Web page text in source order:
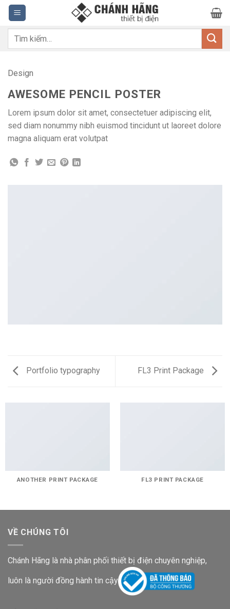
Bỏ
qua
nội
dung
Tìm
Design
AWESOME PENCIL POSTER
Lorem ipsum dolor sit amet, consectetuer adipiscing elit,
sed diam nonummy nibh euismod tincidunt ut laoreet dolore
magna aliquam erat volutpat
Portfolio typography FL3 Print Package
ANOTHER PRINT PACKAGE FL3 PRINT PACKAGE
VỀ CHÚNG TÔI
Chánh Hãng là nhà phân phối thiết bị điện chuyên nghiệp,
luôn là người đồng hành tin cậy